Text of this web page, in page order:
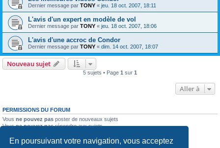
En poursuivant votre navigation, vous acceptez
Dernier message par TONY « jeu. 18 oct. 2007, 18:11
L'avis d'un expert en modèle de vol
Dernier message par TONY « jeu. 18 oct. 2007, 18:06
L'avis d'une accroc de Condor
Dernier message par TONY « dim. 14 oct. 2007, 18:07
Nouveau sujet
5 sujets • Page 1 sur 1
Aller à
PERMISSIONS DU FORUM
Vous ne pouvez pas poster de nouveaux sujets
Vousne pouvez pasrépondre aux sujets
Vousne pouvez passupprimer vos messages
ne pouvez pas joindre des fichiers